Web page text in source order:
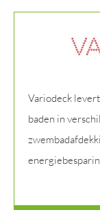
Variodeck
baden in